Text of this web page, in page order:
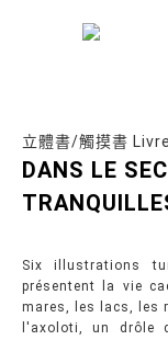
立體書/觸摸書
DANS LE
Six illustrations
présentent la vie
mares, les lacs, les
l'axoloti, un drôle